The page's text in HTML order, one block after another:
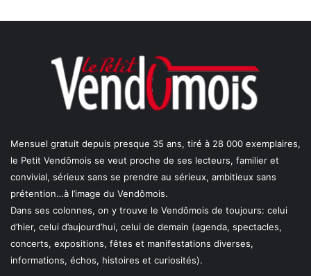
Mensuel gratuit depuis presque 35 ans, tiré à 28 000 exemplaires,
le Petit Vendômois se veut proche de ses lecteurs, familier et
convivial, sérieux sans se prendre au sérieux, ambitieux sans
prétention…à l’image du Vendômois.
Dans ses colonnes, on y trouve le Vendômois de toujours: celui
d’hier, celui d’aujourd’hui, celui de demain (agenda, spectacles,
concerts, expositions, fêtes et manifestations diverses,
informations, échos, histoires et curiosités).